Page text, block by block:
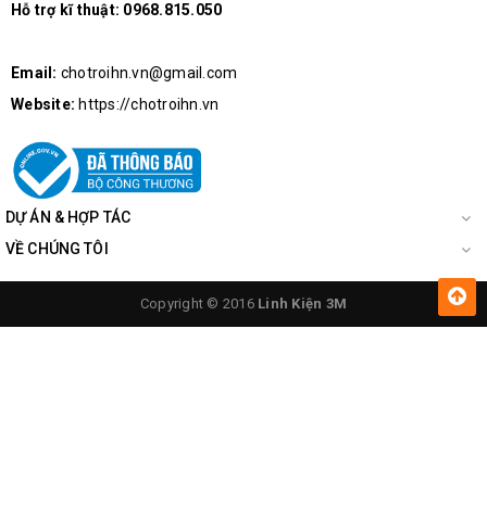
Mặt Sau Module Đồng Hồ DS1302
Hỗ trợ kĩ thuật: 0968.815.050
Email: chotroihn.vn@gmail.com
Website: https://chotroihn.vn
DỰ ÁN & HỢP TÁC
VỀ CHÚNG TÔI
Copyright © 2016 Linh Kiện 3M